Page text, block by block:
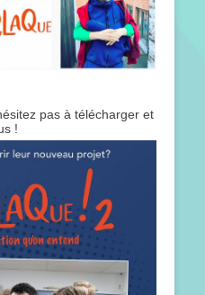
pas à télécharger et
!